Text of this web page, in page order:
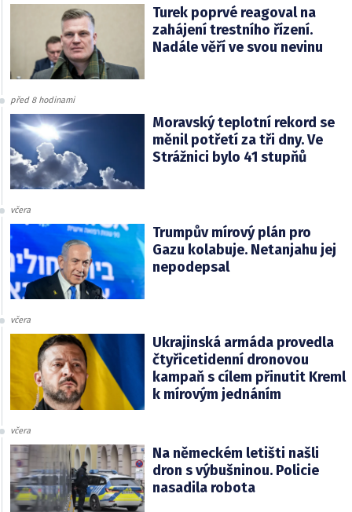
Turek poprvé reagoval na
zahájení trestního řízení.
Nadále věří ve svou nevinu
před 8 hodinami
Moravský teplotní rekord se
měnil potřetí za tři dny. Ve
Strážnici bylo 41 stupňů
včera
Trumpův mírový plán pro
Gazu kolabuje. Netanjahu jej
nepodepsal
včera
Ukrajinská armáda provedla
čtyřicetidenní dronovou
kampaň s cílem přinutit Kreml
k mírovým jednáním
včera
Na německém letišti našli
dron s výbušninou. Policie
nasadila robota